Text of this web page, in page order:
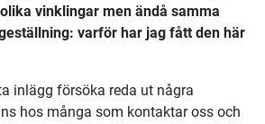
vinklingar men ändå samma
varför har jag fått den här
inlägg försöka reda ut några
hos många som kontaktar oss och